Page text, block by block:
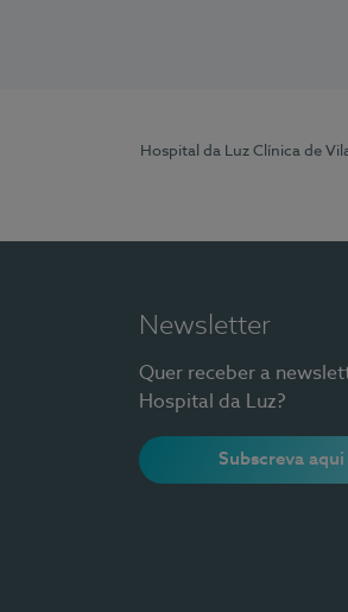
Hospital da Luz Clínica de
Newsletter
Quer receber a
Hospital da Luz?
Subscreva aqui